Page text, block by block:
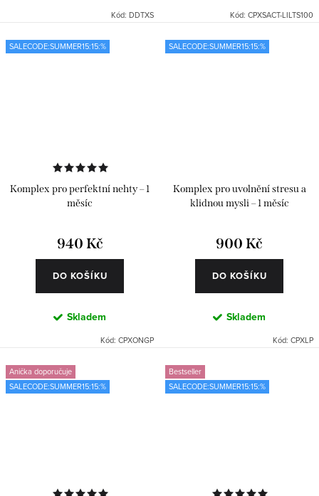
Kód: DDTXS Kód: CPXSACT-LILTS100
SALECODE:SUMMER15:15:%
Komplex pro perfektní nehty – 1
měsíc
940 Kč
DO KOŠÍKU
Skladem
Kód: CPXONGP
SALECODE:SUMMER15:15:%
Komplex pro uvolnění stresu a
klidnou mysli – 1 měsíc
900 Kč
DO KOŠÍKU
Skladem
Kód: CPXLP
Anička doporučuje
SALECODE:SUMMER15:15:%
Bestseller
SALECODE:SUMMER15:15:%